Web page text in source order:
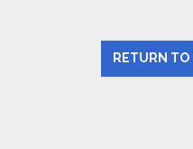
RETURN TO